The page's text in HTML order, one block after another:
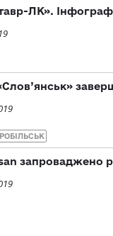
ЛК».
запроваджено